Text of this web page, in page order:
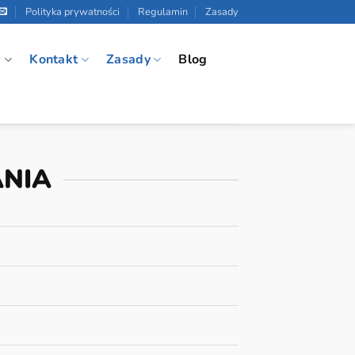
Polityka prywatności Regulamin Zasady
Kontakt Zasady
Blog